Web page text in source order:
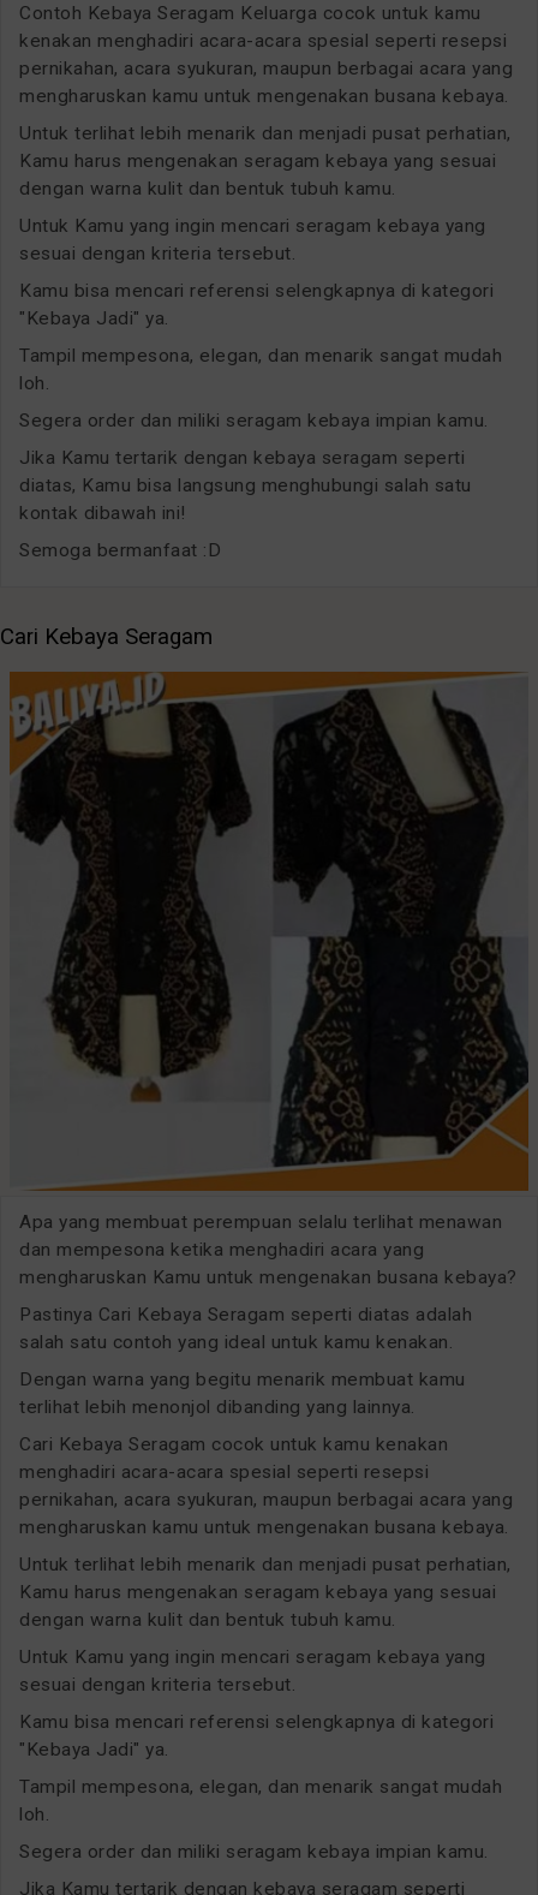
Contoh Kebaya Seragam Keluarga cocok untuk kamu
kenakan menghadiri acara-acara spesial seperti resepsi
pernikahan, acara syukuran, maupun berbagai acara yang
mengharuskan kamu untuk mengenakan busana kebaya.
Untuk terlihat lebih menarik dan menjadi pusat perhatian,
Kamu harus mengenakan seragam kebaya yang sesuai
dengan warna kulit dan bentuk tubuh kamu.
Untuk Kamu yang ingin mencari seragam kebaya yang
sesuai dengan kriteria tersebut.
Kamu bisa mencari referensi selengkapnya di kategori
"Kebaya Jadi" ya.
Tampil mempesona, elegan, dan menarik sangat mudah
loh.
Segera order dan miliki seragam kebaya impian kamu.
Jika Kamu tertarik dengan kebaya seragam seperti
diatas, Kamu bisa langsung menghubungi salah satu
kontak dibawah ini!
Semoga bermanfaat :D
Cari Kebaya Seragam
Apa yang membuat perempuan selalu terlihat menawan
dan mempesona ketika menghadiri acara yang
mengharuskan Kamu untuk mengenakan busana kebaya?
Pastinya Cari Kebaya Seragam seperti diatas adalah
salah satu contoh yang ideal untuk kamu kenakan.
Dengan warna yang begitu menarik membuat kamu
terlihat lebih menonjol dibanding yang lainnya.
Cari Kebaya Seragam cocok untuk kamu kenakan
menghadiri acara-acara spesial seperti resepsi
pernikahan, acara syukuran, maupun berbagai acara yang
mengharuskan kamu untuk mengenakan busana kebaya.
Untuk terlihat lebih menarik dan menjadi pusat perhatian,
Kamu harus mengenakan seragam kebaya yang sesuai
dengan warna kulit dan bentuk tubuh kamu.
Untuk Kamu yang ingin mencari seragam kebaya yang
sesuai dengan kriteria tersebut.
Kamu bisa mencari referensi selengkapnya di kategori
"Kebaya Jadi" ya.
Tampil mempesona, elegan, dan menarik sangat mudah
loh.
Segera order dan miliki seragam kebaya impian kamu.
Jika Kamu tertarik dengan kebaya seragam seperti